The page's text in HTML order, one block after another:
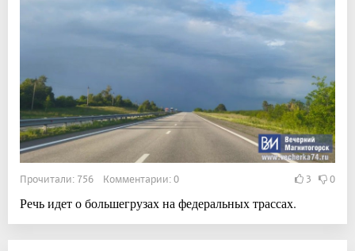
Прочитали: 756 Комментарии: 0 3 0
Речь идет о большегрузах на федеральных трассах.